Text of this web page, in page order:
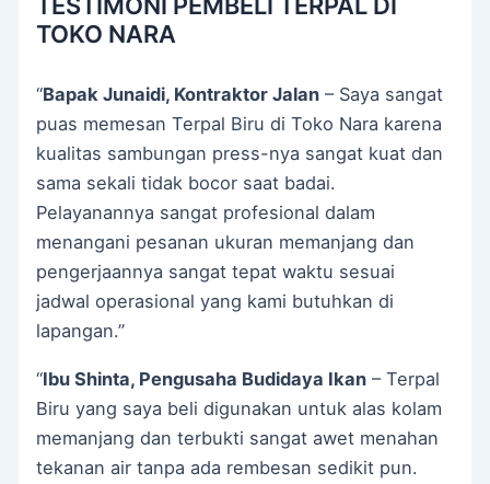
TESTIMONI PEMBELI TERPAL DI
TOKO NARA
“Bapak Junaidi, Kontraktor Jalan – Saya sangat
puas memesan Terpal Biru di Toko Nara karena
kualitas sambungan press-nya sangat kuat dan
sama sekali tidak bocor saat badai.
Pelayanannya sangat profesional dalam
menangani pesanan ukuran memanjang dan
pengerjaannya sangat tepat waktu sesuai
jadwal operasional yang kami butuhkan di
lapangan.”
“Ibu Shinta, Pengusaha Budidaya Ikan – Terpal
Biru yang saya beli digunakan untuk alas kolam
memanjang dan terbukti sangat awet menahan
tekanan air tanpa ada rembesan sedikit pun.